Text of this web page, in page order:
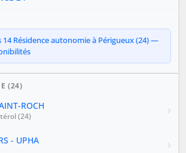
14 Résidence autonomie à Périgueux (24) —
(24)
ROCH
(24)
- UPHA